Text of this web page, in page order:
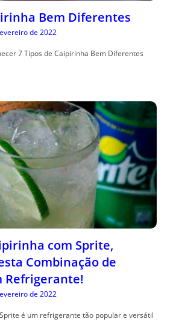
Bem Diferentes
de 2022
7 Tipos de Caipirinha Bem Diferentes
com Sprite,
Combinação de
Refrigerante!
de 2022
é um refrigerante tão popular e versátil